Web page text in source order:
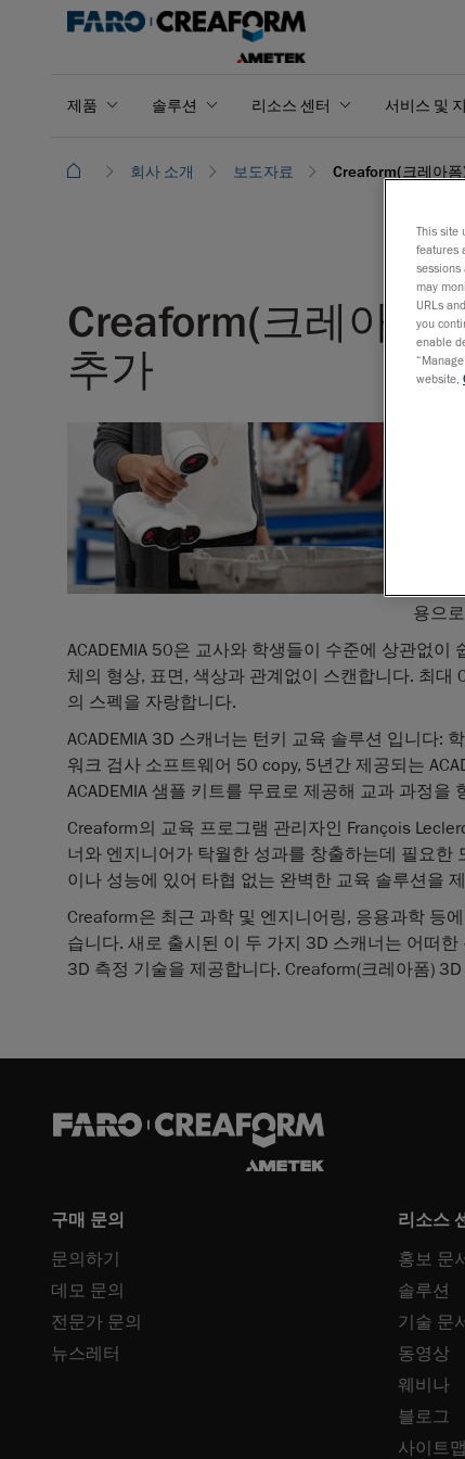
제품 솔루션 리소스 센터 서비스 및
회사 소개 보도자료 Creaform(크레아
Creaform(크레아폼
추가
신업
다.
용으
ACADEMIA 50은 교사와 학생들이 수준에 상관없
체의 형상, 표면, 색상과 관계없이 스캔합니다. 최
의 스펙을 자랑합니다.
ACADEMIA 3D 스캐너는 턴키 교육 솔루션 입니다:
워크 검사 소프트웨어 50 copy, 5년간 제공되는
ACADEMIA 샘플 키트를 무료로 제공해 교과 과정을
Creaform의 교육 프로그램 관리자인 François
너와 엔지니어가 탁월한 성과를 창출하는데 필요
이나 성능에 있어 타협 없는 완벽한 교육 솔루션을
Creaform은 최근 과학 및 엔지니어링, 응용과학 등
습니다. 새로 출시된 이 두 가지 3D 스캐너는 어떠
3D 측정 기술을 제공합니다. Creaform(크레아폼)
구매 문의
문의하기
데모 문의
전문가 문의
뉴스레터
리소스
홍보 문
솔루션
기술 문
동영상
웨비나
블로그
사이트맵
This site
features
sessions
may
URLs
you
enable
website,